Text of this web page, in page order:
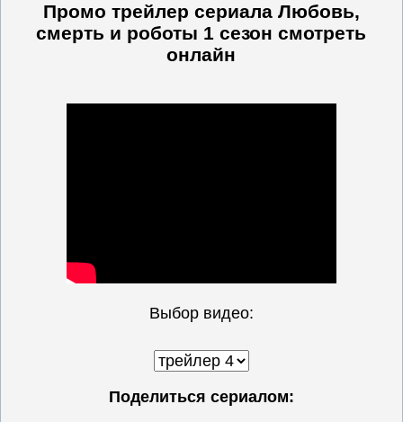
Промо трейлер сериала Любовь,
смерть и роботы 1 сезон смотреть
онлайн
Выбор видео:
Поделиться сериалом: